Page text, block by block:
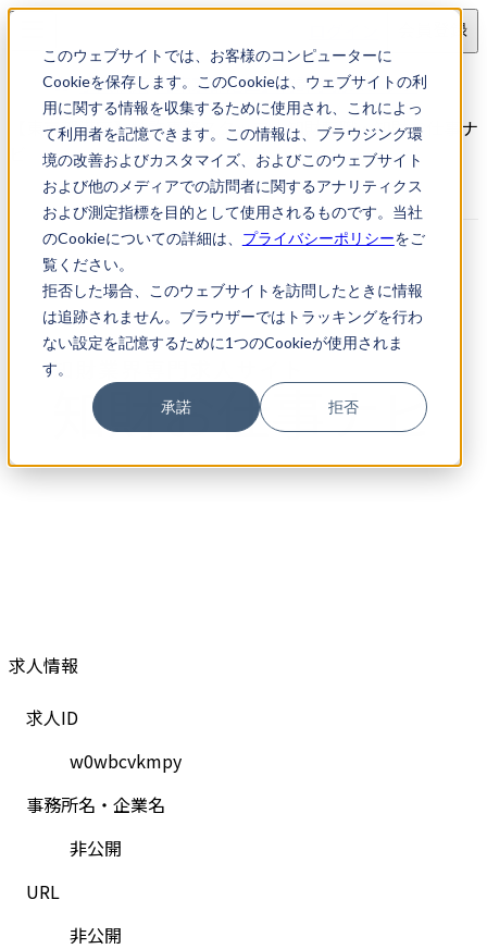
このウェブサイトでは、お客様のコンピューターに
Cookieを保存します。このCookieは、ウェブサイトの利
用に関する情報を収集するために使用され、これによっ
て利用者を記憶できます。この情報は、ブラウジング環
境の改善およびカスタマイズ、およびこのウェブサイト
および他のメディアでの訪問者に関するアナリティクス
および測定指標を目的として使用されるものです。当社
のCookieについての詳細は、 プライバシーポリシーをご
覧ください。
拒否した場合、このウェブサイトを訪問したときに情報
は追跡されません。ブラウザーではトラッキングを行わ
ない設定を記憶するために1つのCookieが使用されま
す。
承諾 拒否
会員登録
求人検索 【東京都港区】特許事務スタッフ
【東京都港区】特許事務スタッフ｜知財転職・知財お仕事ナ
求人情報
求人ID
w0wbcvkmpy
事務所名・企業名
非公開
URL
非公開